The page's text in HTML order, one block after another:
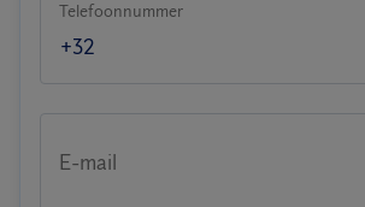
Telefoonnummer
E-mail